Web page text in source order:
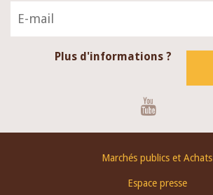
Plus d'informations ?
Marchés publics et Achats
Espace presse